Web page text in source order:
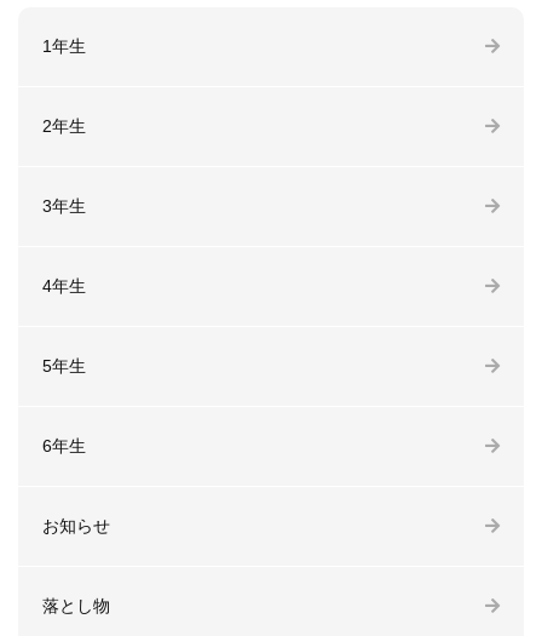
1年生
2年生
3年生
4年生
5年生
6年生
お知らせ
落とし物